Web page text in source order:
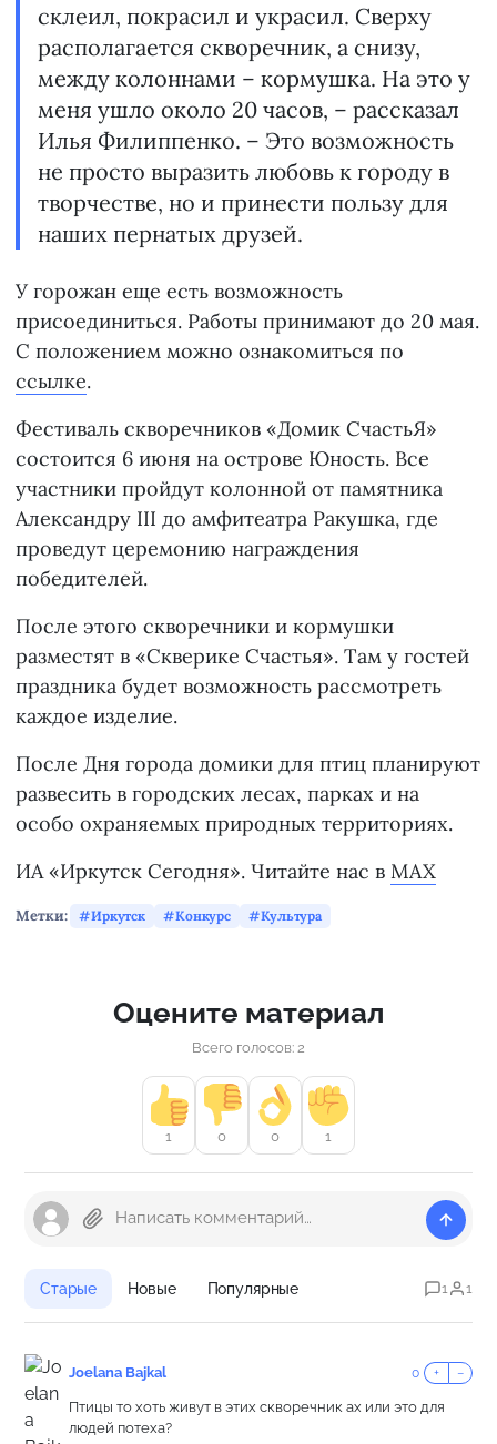
склеил, покрасил и украсил. Сверху
располагается скворечник, а снизу,
между колоннами – кормушка. На это у
меня ушло около 20 часов, – рассказал
Илья Филиппенко. – Это возможность
не просто выразить любовь к городу в
творчестве, но и принести пользу для
наших пернатых друзей.
У горожан еще есть возможность
присоединиться. Работы принимают до 20 мая.
С положением можно ознакомиться по
ссылке.
Фестиваль скворечников «Домик СчастьЯ»
состоится 6 июня на острове Юность. Все
участники пройдут колонной от памятника
Александру III до амфитеатра Ракушка, где
проведут церемонию награждения
победителей.
После этого скворечники и кормушки
разместят в «Скверике Счастья». Там у гостей
праздника будет возможность рассмотреть
каждое изделие.
После Дня города домики для птиц планируют
развесить в городских лесах, парках и на
особо охраняемых природных территориях.
ИА «Иркутск Сегодня». Читайте нас в MAX
Метки: Иркутск Конкурс Культура
Оцените материал
Всего голосов: 2
1 0 0 1
Старые Новые Популярные 1 1
Joelana Bajkal 0 + −
Птицы то хоть живут в этих скворечник ах или это для
людей потеха?